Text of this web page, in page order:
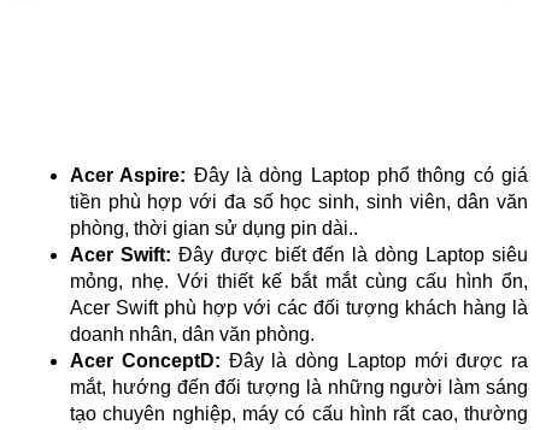
Acer Aspire: Đây là dòng Laptop phổ thông có giá
tiền phù hợp với đa số học sinh, sinh viên, dân văn
phòng, thời gian sử dụng pin dài..
Acer Swift: Đây được biết đến là dòng Laptop siêu
mỏng, nhẹ. Với thiết kế bắt mắt cùng cấu hình ổn,
Acer Swift phù hợp với các đối tượng khách hàng là
doanh nhân, dân văn phòng.
Acer ConceptD: Đây là dòng Laptop mới được ra
mắt, hướng đến đối tượng là những người làm sáng
tạo chuyên nghiệp, máy có cấu hình rất cao, thường